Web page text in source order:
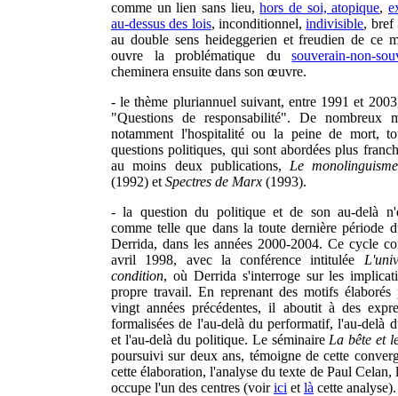
comme un lien sans lieu,hors de soi, atopique,
au-dessus des lois, inconditionnel,indivisible, bref
au double sens heideggerien et freudien de ce
ouvre la problématique dusouverain-non-
cheminera ensuite dans son œuvre.
- le thème pluriannuel suivant, entre 1991 et
"Questions de responsabilité". De nombreux
notamment l'hospitalité ou la peine de mort,
questions politiques, qui sont abordées plus
au moins deux publications, Le
(1992) et Spectres de Marx (1993).
- la question du politique et de son au-delà
comme telle que dans la toute dernière période
Derrida, dans les années 2000-2004. Ce cycle
avril 1998, avec la conférence intitulée
condition, où Derrida s'interroge sur les
propre travail. En reprenant des motifs élaborés
vingt années précédentes, il aboutit à des
formalisées de l'au-delà du performatif, l'au-delà
et l'au-delà du politique. Le séminaire La bête et
poursuivi sur deux ans, témoigne de cette
cette élaboration, l'analyse du texte de Paul Celan,
occupe l'un des centres (voirici et là cette analyse).